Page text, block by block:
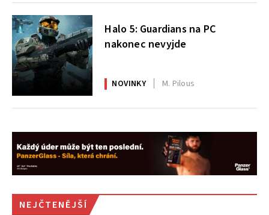
Halo 5: Guardians na PC
nakonec nevyjde
NOVINKY M. Pilous
NEJČTENĚJŠÍ